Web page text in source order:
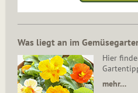
Was liegt an im
Hier
mehr…